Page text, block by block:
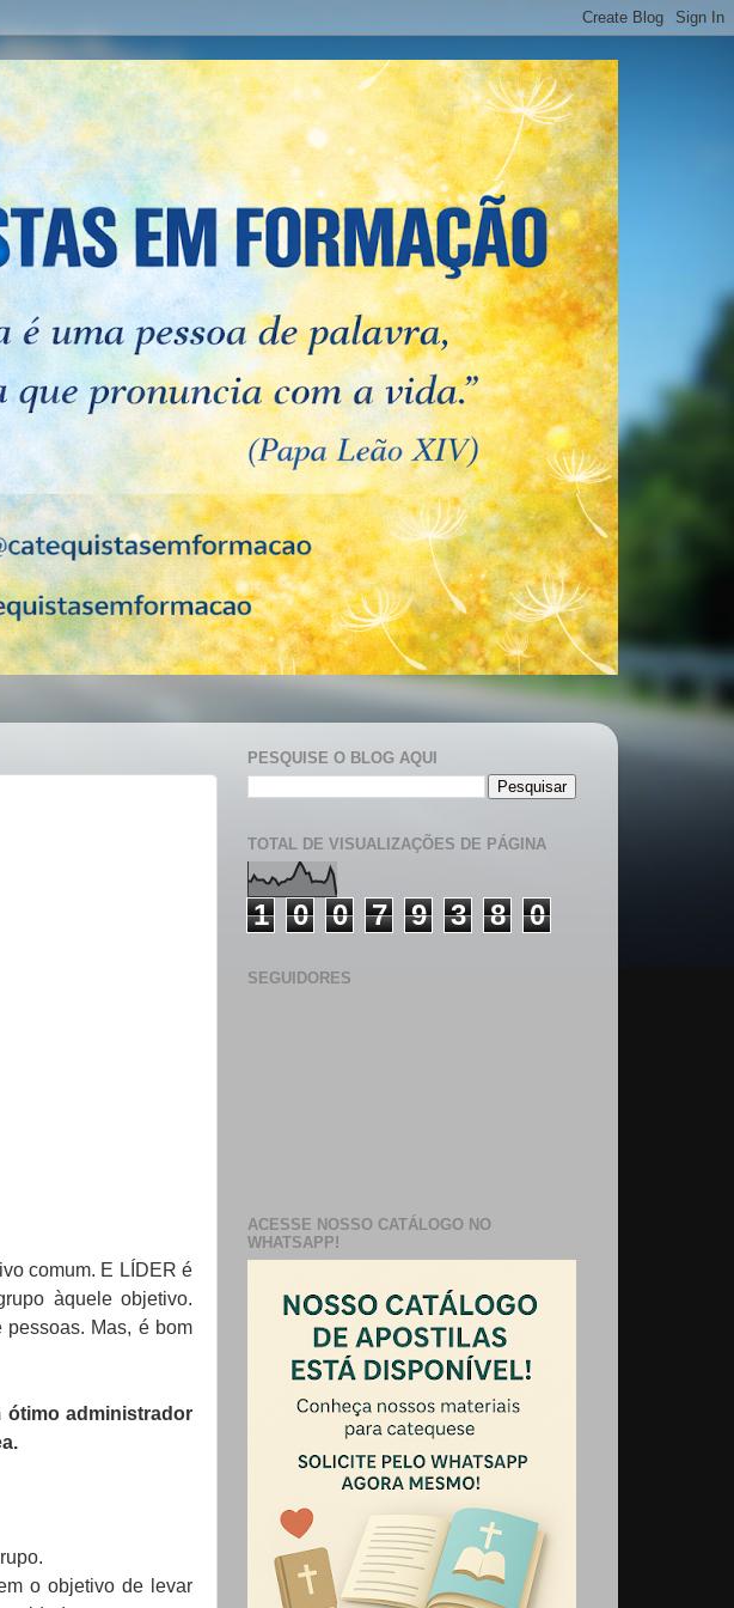
comum. E LÍDER é
àquele objetivo.
pessoas. Mas, é bom
ótimo administrador
o objetivo de levar
PESQUISE O BLOG AQUI
TOTAL DE VISUALIZAÇÕES DE PÁGINA
1 0 0 7 9 3 8 0
SEGUIDORES
ACESSE NOSSO CATÁLOGO NO
WHATSAPP!